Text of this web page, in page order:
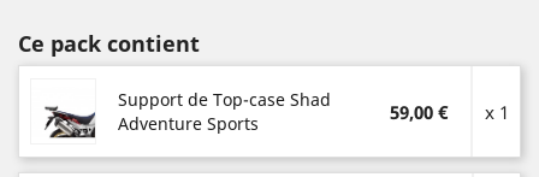
Ce pack contient
Support de Top-case Shad
Adventure Sports
59,00 € x 1